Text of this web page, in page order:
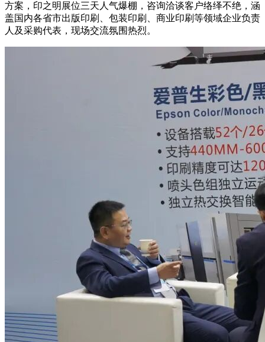
方案，印之明展位三天人气爆棚，咨询洽谈客户络绎不绝，涵
盖国内各省市出版印刷、包装印刷、商业印刷等领域企业负责
人及采购代表，现场交流氛围热烈。